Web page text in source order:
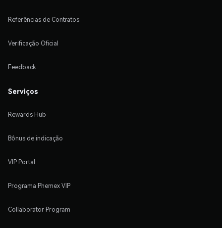
Referências de Contratos
Verificação Oficial
Feedback
Serviços
Rewards Hub
Bônus de indicação
VIP Portal
Programa Phemex VIP
Collaborator Program